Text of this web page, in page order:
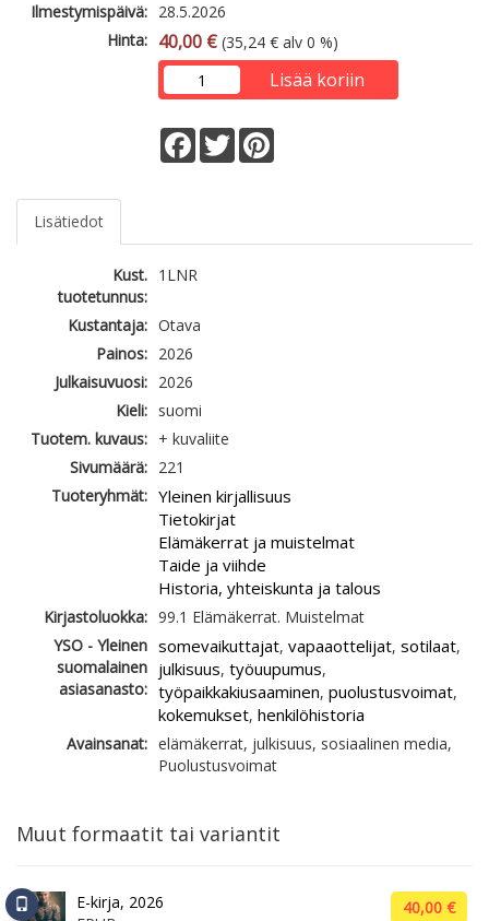
Ilmestymispäivä: 28.5.2026
Hinta: 40,00 € (35,24 € alv 0 %)
Lisää koriin
Facebook
Twitter
Lisätiedot
Kust.
tuotetunnus:
1LNR
Kustantaja: Otava
Painos: 2026
Julkaisuvuosi: 2026
Kieli: suomi
Tuotem. kuvaus: + kuvaliite
Sivumäärä: 221
Tuoteryhmät: Yleinen kirjallisuus
Tietokirjat
Elämäkerrat ja muistelmat
Taide ja viihde
Historia, yhteiskunta ja talous
Kirjastoluokka: 99.1 Elämäkerrat. Muistelmat
YSO - Yleinen
suomalainen
asiasanasto:
somevaikuttajat, vapaaottelijat, sotilaat,
julkisuus, työuupumus,
työpaikkakiusaaminen, puolustusvoimat,
kokemukset, henkilöhistoria
Avainsanat: elämäkerrat, julkisuus, sosiaalinen media,
Puolustusvoimat
Muut formaatit tai variantit
E-kirja, 2026
40,00 €